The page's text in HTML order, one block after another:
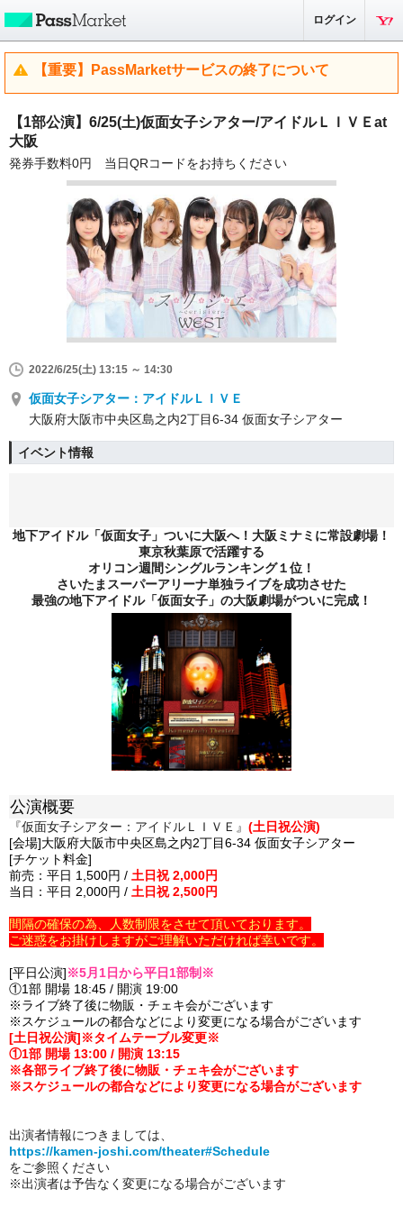
ログイン
【重要】PassMarketサービスの終了について
【1部公演】6/25(土)仮面女子シアター/アイドルＬＩＶＥat
大阪
発券手数料0円 当日QRコードをお持ちください
2022/6/25(土) 13:15 ～ 14:30
仮面女子シアター：アイドルＬＩＶＥ
大阪府大阪市中央区島之内2丁目6-34 仮面女子シアター
イベント情報
地下アイドル「仮面女子」ついに大阪へ！大阪ミナミに常設劇場！
東京秋葉原で活躍する
オリコン週間シングルランキング１位！
さいたまスーパーアリーナ単独ライブを成功させた
最強の地下アイドル「仮面女子」の大阪劇場がついに完成！
公演概要
『仮面女子シアター：アイドルＬＩＶＥ』 (土日祝公演)
[会場]大阪府大阪市中央区島之内2丁目6-34 仮面女子シアター
[チケット料金]
前売：平日 1,500円 / 土日祝 2,000円
当日：平日 2,000円 / 土日祝 2,500円
間隔の確保の為、人数制限をさせて頂いております。
ご迷惑をお掛けしますがご理解いただければ幸いです。
[平日公演]※5月1日から平日1部制※
①1部 開場 18:45 / 開演 19:00
※ライブ終了後に物販・チェキ会がございます
※スケジュールの都合などにより変更になる場合がございます
[土日祝公演]※タイムテーブル変更※
①1部 開場 13:00 / 開演 13:15
※各部ライブ終了後に物販・チェキ会がございます
※スケジュールの都合などにより変更になる場合がございます
出演者情報につきましては、
https://kamen-joshi.com/theater#Schedule
をご参照ください
※出演者は予告なく変更になる場合がございます